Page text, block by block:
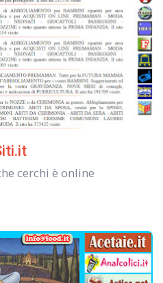
cerchi è online